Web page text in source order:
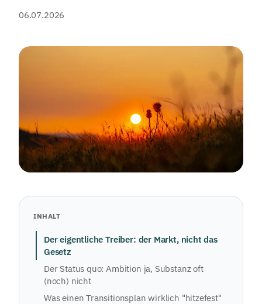
06.07.2026
INHALT
Der eigentliche Treiber: der Markt, nicht das
Gesetz
Der Status quo: Ambition ja, Substanz oft
(noch) nicht
Was einen Transitionsplan wirklich "hitzefest"